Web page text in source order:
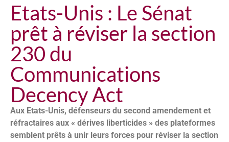
Etats-Unis : Le Sénat
prêt à réviser la section
230 du
Communications
Decency Act
Aux Etats-Unis, défenseurs du second amendement et
réfractaires aux « dérives liberticides » des plateformes
semblent prêts à unir leurs forces pour réviser la section